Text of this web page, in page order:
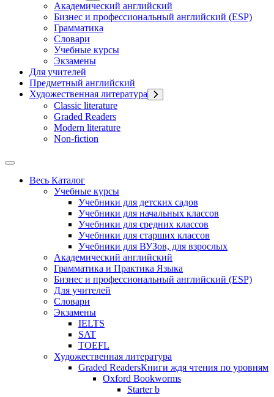
Академический английский
Бизнес и профессиональный английский (ESP)
Грамматика
Словари
Учебные курсы
Экзамены
Для учителей
Предметный английский
Художественная литература
Classic literature
Graded Readers
Modern literature
Non-fiction
Весь Каталог
Учебные курсы
Учебники для детских садов
Учебники для начальных классов
Учебники для средних классов
Учебники для старших классов
Учебники для ВУЗов, для взрослых
Академический английский
Грамматика и Практика Языка
Бизнес и профессиональный английский (ESP)
Для учителей
Словари
Экзамены
IELTS
SAT
TOEFL
Художественная литература
Graded ReadersКниги ждя чтения по уровням
Oxford Bookworms
Starter b